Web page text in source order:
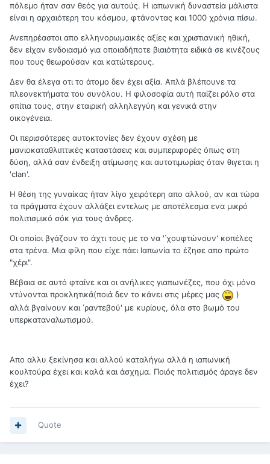
πόλεμο ήταν σαν θεός για αυτούς. Η ιαπωνική δυναστεία μάλιστα
είναι η αρχαιότερη του κόσμου, φτάνοντας και 1000 χρόνια πίσω.
Ανεπηρέαστοι απο ελληνορωμαικές αξίες και χριστιανική ηθική,
δεν είχαν ενδοιασμό για οποιαδήποτε βιαιότητα ειδικά σε κινέζους
που τους θεωρούσαν και κατώτερους.
Δεν θα έλεγα οτι το άτομο δεν έχει αξία. Απλά βλέπουνε τα
πλεονεκτήματα του συνόλου. Η φιλοσοφία αυτή παίζει ρόλο στα
σπίτια τους, στην εταιρική αλληλεγγύη και γενικά στην
οικογένεια.
Οι περισσότερες αυτοκτονίες δεν έχουν σχέση με
μανιοκαταθλιπτικές καταστάσεις και συμπεριφορές όπως στη
δύση, αλλά σαν ένδειξη ατίμωσης και αυτοτιμωρίας όταν θιγεται η
'clan'.
Η θέση της γυναίκας ήταν λίγο χειρότερη απο αλλού, αν και τώρα
τα πράγματα έχουν αλλάξει εντελως με αποτέλεσμα ενα μικρό
πολιτισμικό σόκ για τους άνδρες.
Οι οποίοι βγάζουν το άχτι τους με το να '΄χουφτώνουν' κοπέλες
στα τρένα. Μια φίλη που είχε πάει Ιαπωνία το έζησε απο πρώτο
"χέρι".
Βέβαια σε αυτό φταίνε και οι ανήλικες γιαπωνέζες, που όχι μόνο
ντύνονται προκλητικά(ποιά δεν το κάνει στις μέρες μας
)
αλλά βγαίνουν και ΄ραντεβού' με κυρίους, όλα στο βωμό του
υπερκαταναλωτισμού.
Απο αλλυ ξεκίνησα και αλλού καταλήγω αλλά η ιαπωνική
κουλτούρα έχει και καλά και άσχημα. Ποιός πολιτισμός άραγε δεν
έχει?
Quote